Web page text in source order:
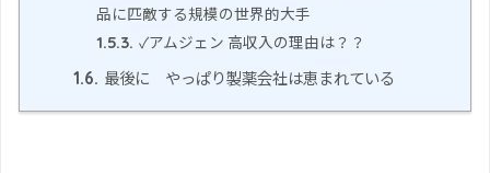
品に匹敵する規模の世界的大手
1.5.3. ✓アムジェン 高収入の理由は？？
1.6. 最後に やっぱり製薬会社は恵まれている